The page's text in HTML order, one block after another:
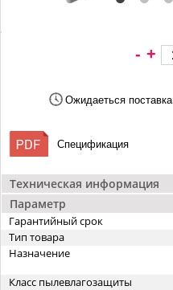
Техническая информация
Параметр
Гарантийный срок
Тип товара
Назначение
Класс пылевлагозащиты
- +
Ожидаеться поставка
Спецификация